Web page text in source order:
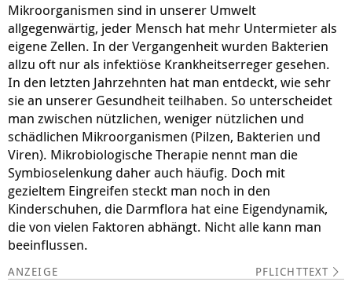
Mikroorganismen sind in unserer Umwelt
allgegenwärtig, jeder Mensch hat mehr Untermieter als
eigene Zellen. In der Vergangenheit wurden Bakterien
allzu oft nur als infektiöse Krankheitserreger gesehen.
In den letzten Jahrzehnten hat man entdeckt, wie sehr
sie an unserer Gesundheit teilhaben. So unterscheidet
man zwischen nützlichen, weniger nützlichen und
schädlichen Mikroorganismen (Pilzen, Bakterien und
Viren). Mikrobiologische Therapie nennt man die
Symbioselenkung daher auch häufig. Doch mit
gezieltem Eingreifen steckt man noch in den
Kinderschuhen, die Darmflora hat eine Eigendynamik,
die von vielen Faktoren abhängt. Nicht alle kann man
beeinflussen.
PFLICHTTEXT